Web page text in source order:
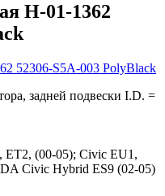
H-01-1362
задней подвески I.D. =
ET2, (00-05); Civic EU1,
Civic Hybrid ES9 (02-05)